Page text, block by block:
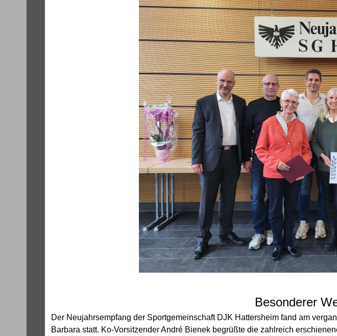
Besonderer
Der Neujahrsempfang der Sportgemeinschaft DJK Hattersheim fand am
Barbara statt. Ko-Vorsitzender André Bienek begrüßte die zahlreich